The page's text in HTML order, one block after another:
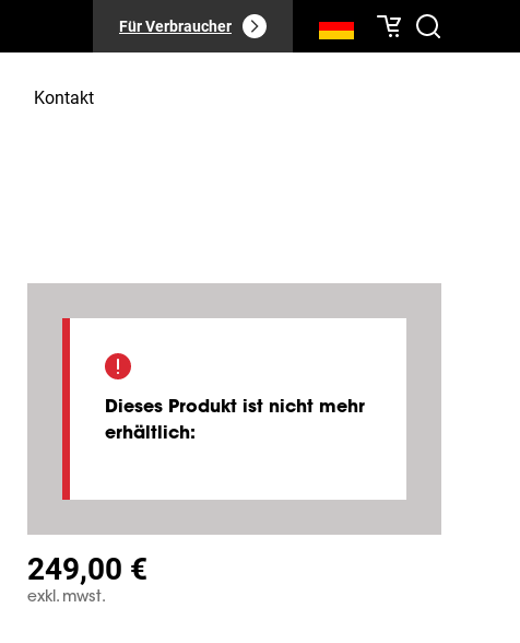
Für Verbraucher
Kontakt
Dieses Produkt ist nicht mehr
erhältlich:
249,00 €
exkl. mwst.